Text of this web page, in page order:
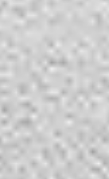
DE